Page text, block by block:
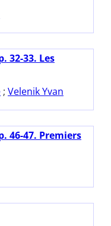
32-33. Les
; Velenik Yvan
46-47. Premiers